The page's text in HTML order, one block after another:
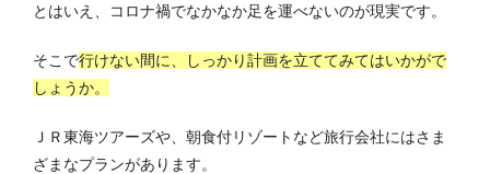
とはいえ、コロナ禍でなかなか足を運べないのが現実です。
そこで行けない間に、しっかり計画を立ててみてはいかがで
しょうか。
ＪＲ東海ツアーズや、朝食付リゾートなど旅行会社にはさま
ざまなプランがあります。